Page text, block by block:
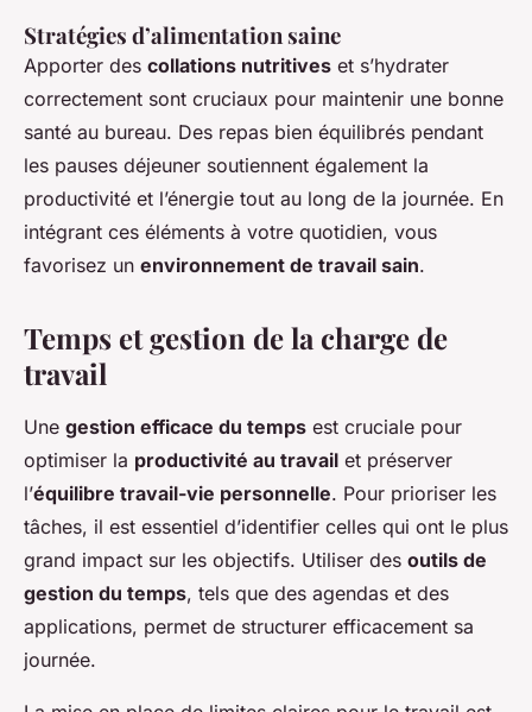
Stratégies d’alimentation saine
Apporter des collations nutritives et s’hydrater
correctement sont cruciaux pour maintenir une bonne
santé au bureau. Des repas bien équilibrés pendant
les pauses déjeuner soutiennent également la
productivité et l’énergie tout au long de la journée. En
intégrant ces éléments à votre quotidien, vous
favorisez un environnement de travail sain.
Temps et gestion de la charge de
travail
Une gestion efficace du temps est cruciale pour
optimiser la productivité au travail et préserver
l’équilibre travail-vie personnelle. Pour prioriser les
tâches, il est essentiel d’identifier celles qui ont le plus
grand impact sur les objectifs. Utiliser des outils de
gestion du temps, tels que des agendas et des
applications, permet de structurer efficacement sa
journée.